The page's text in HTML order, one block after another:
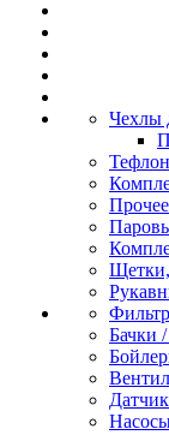
Чехлы
Прочее
Щетки,
Бачки